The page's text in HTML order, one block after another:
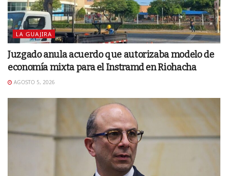
LA GUAJIRA
Juzgado anula acuerdo que autorizaba modelo de
economía mixta para el Instramd en Riohacha
AGOSTO 5, 2026